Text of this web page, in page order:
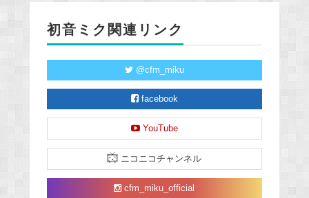
初音ミク関連リンク
@cfm_miku
facebook
YouTube
ニコニコチャンネル
cfm_miku_official